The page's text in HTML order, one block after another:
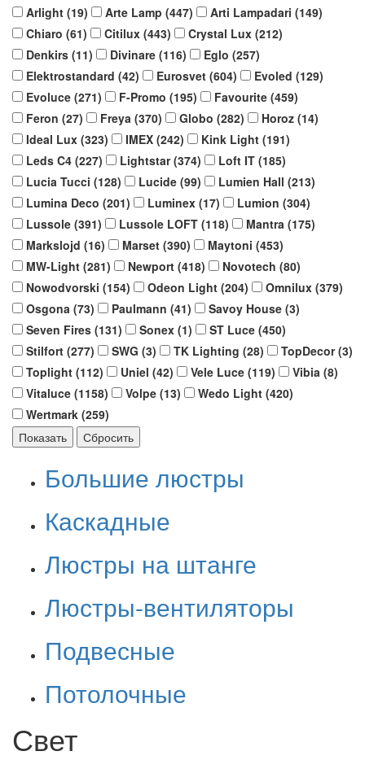
Arlight (19) Arte Lamp (447) Arti Lampadari (149)
Chiaro (61) Citilux (443) Crystal Lux (212)
Denkirs (11) Divinare (116) Eglo (257)
Elektrostandard (42) Eurosvet (604) Evoled (129)
Evoluce (271) F-Promo (195) Favourite (459)
Feron (27) Freya (370) Globo (282) Horoz (14)
Ideal Lux (323) IMEX (242) Kink Light (191)
Leds C4 (227) Lightstar (374) Loft IT (185)
Lucia Tucci (128) Lucide (99) Lumien Hall (213)
Lumina Deco (201) Luminex (17) Lumion (304)
Lussole (391) Lussole LOFT (118) Mantra (175)
Markslojd (16) Marset (390) Maytoni (453)
MW-Light (281) Newport (418) Novotech (80)
Nowodvorski (154) Odeon Light (204) Omnilux (379)
Osgona (73) Paulmann (41) Savoy House (3)
Seven Fires (131) Sonex (1) ST Luce (450)
Stilfort (277) SWG (3) TK Lighting (28) TopDecor (3)
Toplight (112) Uniel (42) Vele Luce (119) Vibia (8)
Vitaluce (1158) Volpe (13) Wedo Light (420)
Wertmark (259)
Большие люстры
Каскадные
Люстры на штанге
Люстры-вентиляторы
Подвесные
Потолочные
Свет